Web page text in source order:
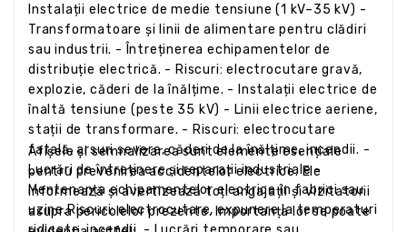
Instalații electrice de medie tensiune (1 kV–35 kV) -
Transformatoare și linii de alimentare pentru clădiri
sau industrii. - Întreținerea echipamentelor de
distribuție electrică. - Riscuri: electrocutare gravă,
explozie, căderi de la înălțime. - Instalații electrice de
înaltă tensiune (peste 35 kV) - Linii electrice aeriene,
stații de transformare. - Riscuri: electrocutare
fatală, arsuri severe, căderi de la înălțime, incendii. -
Lucrări de întreținere și reparații industriale -
Mentenanța echipamentelor electrice în fabrici sau
uzine.Riscuri: electrocutare, expunere la temperaturi
Afișele și semnalizarea sunt elemente esențiale
pentru prevenirea accidentelor electrice. Ele
informează și avertizează toți angajații și vizitatorii
asupra pericolelor prezente. Importanța lor se poate